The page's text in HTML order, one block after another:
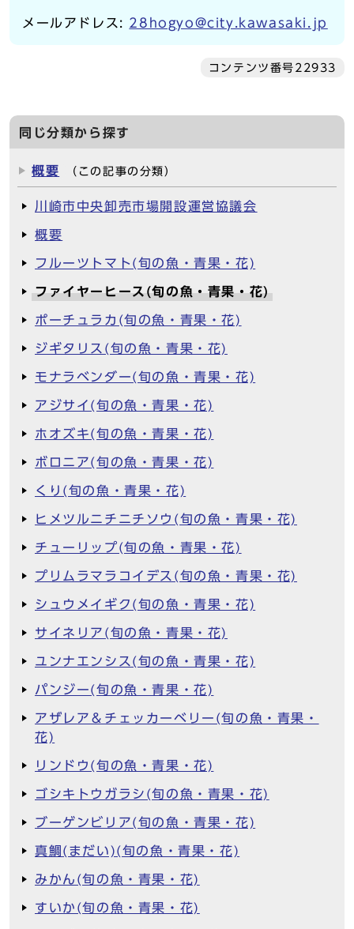
メールアドレス: 28hogyo@city.kawasaki.jp
コンテンツ番号22933
同じ分類から探す
概要 （この記事の分類）
川崎市中央卸売市場開設運営協議会
概要
フルーツトマト(旬の魚・青果・花)
ファイヤーヒース(旬の魚・青果・花)
ポーチュラカ(旬の魚・青果・花)
ジギタリス(旬の魚・青果・花)
モナラベンダー(旬の魚・青果・花)
アジサイ(旬の魚・青果・花)
ホオズキ(旬の魚・青果・花)
ボロニア(旬の魚・青果・花)
くり(旬の魚・青果・花)
ヒメツルニチニチソウ(旬の魚・青果・花)
チューリップ(旬の魚・青果・花)
プリムラマラコイデス(旬の魚・青果・花)
シュウメイギク(旬の魚・青果・花)
サイネリア(旬の魚・青果・花)
ユンナエンシス(旬の魚・青果・花)
パンジー(旬の魚・青果・花)
アザレア＆チェッカーベリー(旬の魚・青果・
花)
リンドウ(旬の魚・青果・花)
ゴシキトウガラシ(旬の魚・青果・花)
ブーゲンビリア(旬の魚・青果・花)
真鯛(まだい)(旬の魚・青果・花)
みかん(旬の魚・青果・花)
すいか(旬の魚・青果・花)